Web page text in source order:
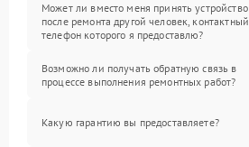
Может ли вместо меня принять устройство
после ремонта другой человек, контактный
телефон которого я предоставлю?
Возможно ли получать обратную связь в
процессе выполнения ремонтных работ?
Какую гарантию вы предоставляете?